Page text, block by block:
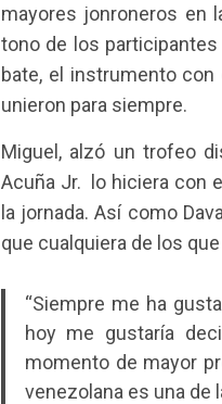
mayores jonroneros en
tono de los
bate, el instrumento
unieron para siempre.
Miguel, alzó un trofeo
Acuña Jr. lo hiciera con
la jornada. Así como
que cualquiera de los
“Siempre me ha
hoy me gustaría
momento de mayor
venezolana es una de